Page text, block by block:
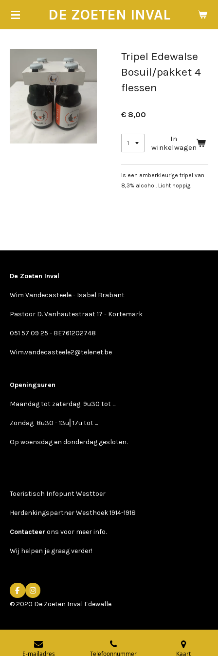
Ga
direct
naar
hoofdinhoud
DE ZOETEN INVAL
Tripel Edewalse
Bosuil/pakket 4
flessen
€ 8,00
In
winkelwagen
Is een amberkleurige tripel van
8,3% alcohol. Licht hoppig.
De Zoeten Inval
Wim Vandecasteele - Isabel Brabant
Pastoor D. Vanhautestraat 17 - Kortemark
051 57 09 25 - BE761202748
Wim.vandecasteele2@telenet.be
Openingsuren
Maandag tot zaterdag 9u30 tot ...
Zondag 8u30 - 13u⎢17u tot ...
Op woensdag en donderdag gesloten.
Toeristisch Infopunt Westtoer
Herdenkingspartner Westhoek 1914-1918
Contacteer ons voor meer info.
Wij helpen je graag verder!
F
a
c
I
n
s
a
m
© 2020 De Zoeten Inval Edewalle
E-mailadres Telefoonnummer Kaart